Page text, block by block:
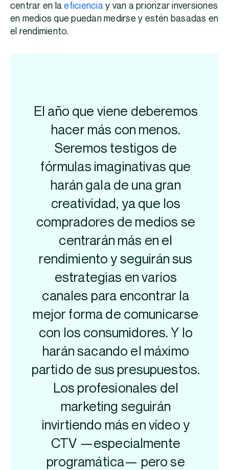
centrar en laeficiencia y van a priorizar inversiones
en medios que puedan medirse y estén basadas en
el rendimiento.
El año que viene deberemos
hacer más con menos.
Seremos testigos de
fórmulas imaginativas que
harán gala de una gran
creatividad, ya que los
compradores de medios se
centrarán más en el
rendimiento y seguirán sus
estrategias en varios
canales para encontrar la
mejor forma de comunicarse
con los consumidores. Y lo
harán sacando el máximo
partido de sus presupuestos.
Los profesionales del
marketing seguirán
invirtiendo más en vídeo y
CTV —especialmente
programática— pero se